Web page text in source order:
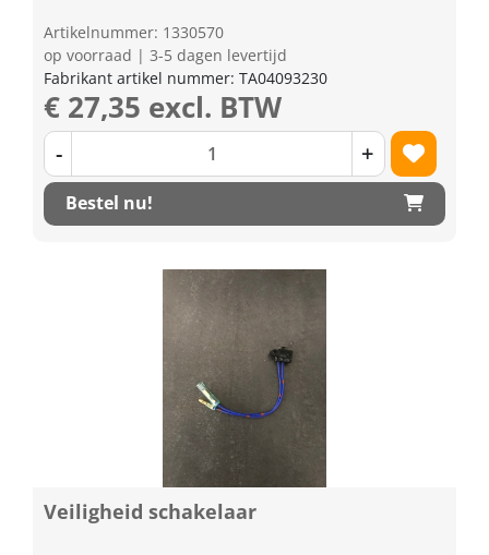
Artikelnummer: 1330570
op voorraad | 3-5 dagen levertijd
Fabrikant artikel nummer: TA04093230
€ 27,35 excl. BTW
- +
Bestel nu!
Veiligheid schakelaar